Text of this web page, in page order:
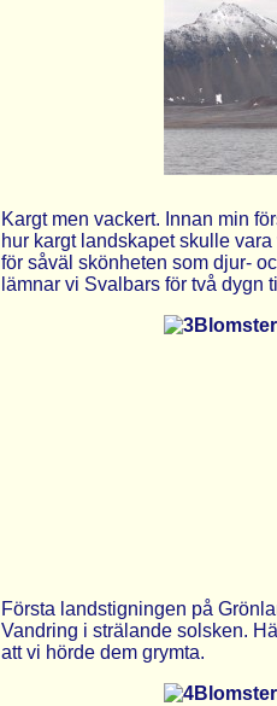
Kargt men vackert. Innan min
hur kargt landskapet skulle
för såväl skönheten som djur-
lämnar vi Svalbars för två dygn
Första landstigningen på
Vandring i strälande solsken.
att vi hörde dem grymta.